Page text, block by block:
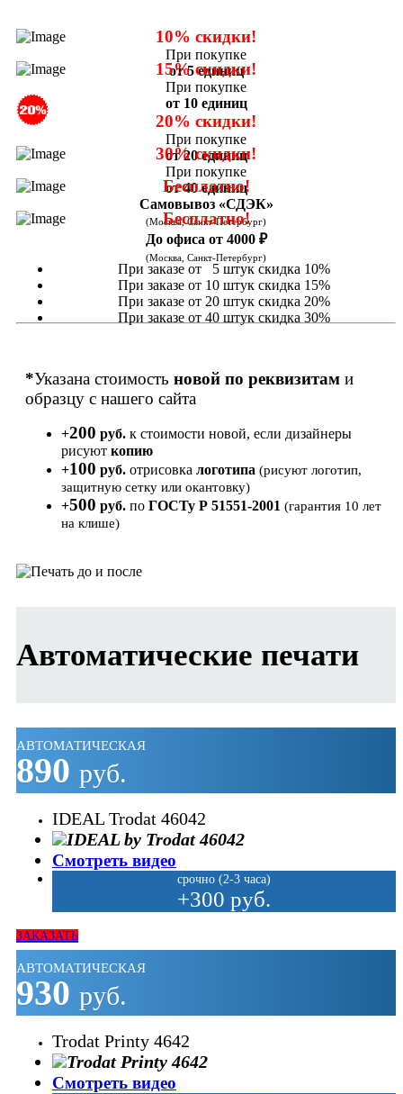
10% скидки!
При покупке
от 5 единиц
15% скидки!
При покупке
от 10 единиц
20% скидки!
При покупке
от 20 единиц
30% скидки!
При покупке
от 40 единиц
Бесплатно!
Самовывоз «СДЭК»
(Москва, Санкт-Петербург)
Бесплатно!
До офиса от 4000 ₽
(Москва, Санкт-Петербург)
При заказе от 5 штук скидка 10%
При заказе от 10 штук скидка 15%
При заказе от 20 штук скидка 20%
При заказе от 40 штук скидка 30%
*Указана стоимость новой по реквизитам и
образцу с нашего сайта
+200 руб. к стоимости новой, если дизайнеры
рисуют копию
+100 руб. отрисовка логотипа (рисуют логотип,
защитную сетку или окантовку)
+500 руб. по ГОСТу Р 51551-2001 (гарантия 10 лет
на клише)
Автоматические печати
АВТОМАТИЧЕСКАЯ
890 руб.
IDEAL Trodat 46042
Смотреть видео
срочно (2-3 часа)
+300 руб.
ЗАКАЗАТЬ
АВТОМАТИЧЕСКАЯ
930 руб.
Trodat Printy 4642
Смотреть видео